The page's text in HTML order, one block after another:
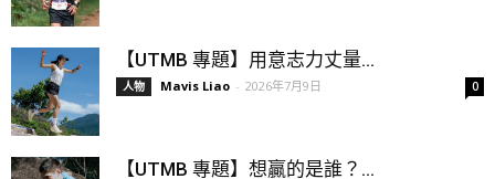
【UTMB 專題】用意志力丈量...
人物 Mavis Liao - 2026年7月9日 0
【UTMB 專題】想贏的是誰？...